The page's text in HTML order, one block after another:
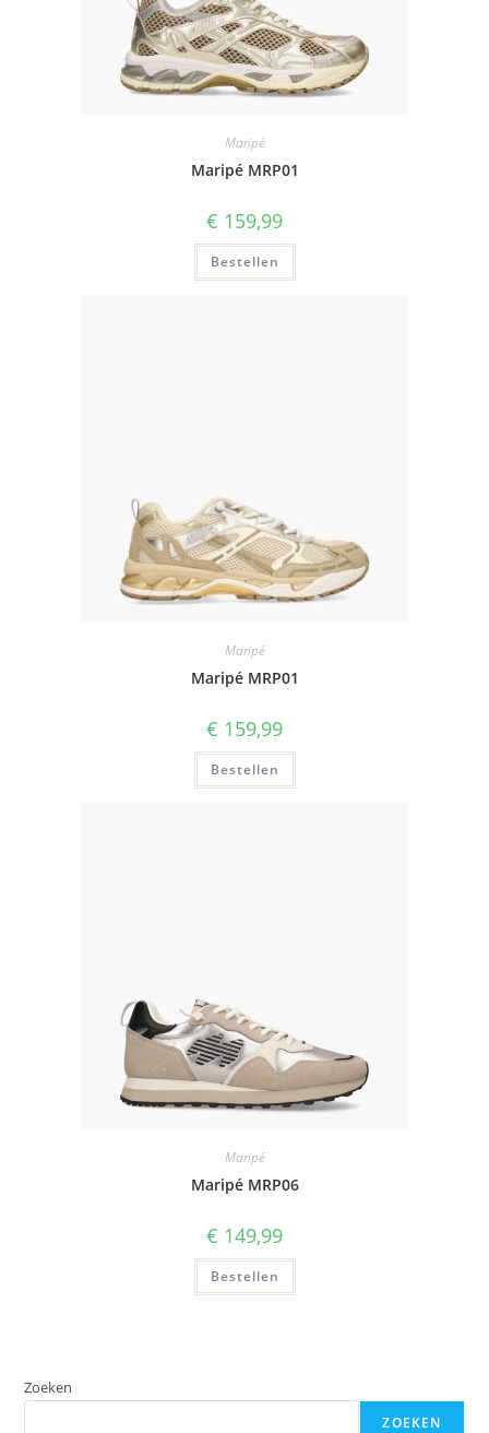
Maripé
Maripé MRP01
€ 159,99
Bestellen
Maripé
Maripé MRP01
€ 159,99
Bestellen
Maripé
Maripé MRP06
€ 149,99
Bestellen
Zoeken
ZOEKEN